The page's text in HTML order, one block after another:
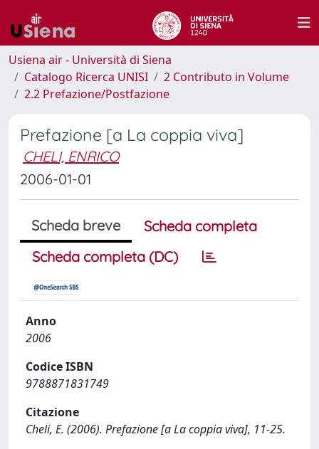
Usiena air - Università di Siena
Catalogo Ricerca UNISI
2 Contributo in Volume
2.2 Prefazione/Postfazione
Prefazione [a La coppia viva]
CHELI, ENRICO
2006-01-01
Scheda breve
Scheda completa
Scheda completa (DC)
Anno
2006
Codice ISBN
9788871831749
Citazione
Cheli, E. (2006). Prefazione [a La coppia viva], 11-25.